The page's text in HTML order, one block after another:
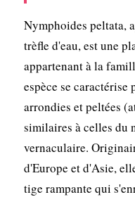
Nymphoides peltata,
trèfle d'eau, est une
appartenant à la
espèce se
arrondies et peltées
similaires à celles du
vernaculaire.
d'Europe et d'Asie,
tige rampante qui